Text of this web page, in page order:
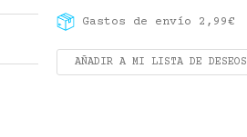
Gastos de envío 2,99€
AÑADIR A MI LISTA DE DESEOS